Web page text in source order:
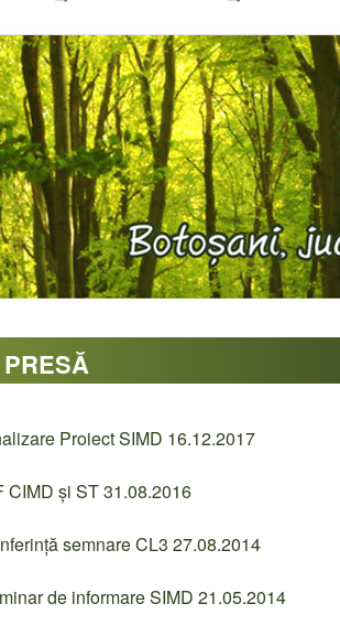
Proiect SIMD 16.12.2017
CIMD și ST 31.08.2016
semnare CL3 27.08.2014
de informare SIMD 21.05.2014